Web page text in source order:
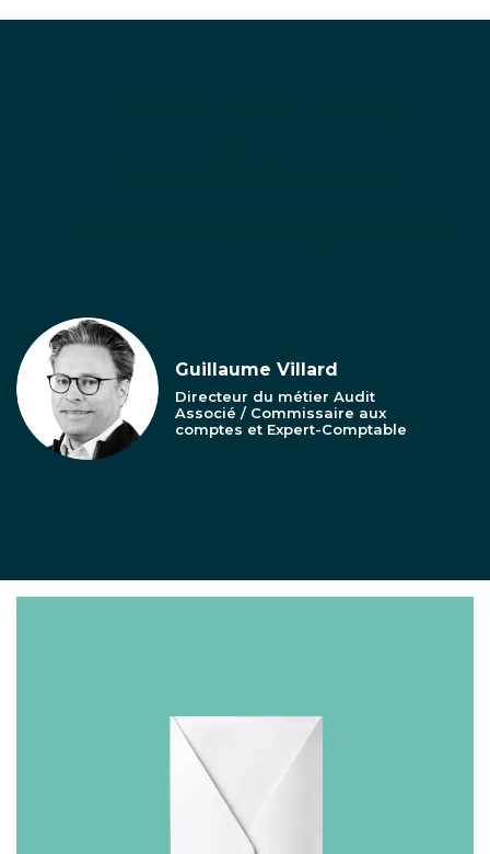
Guillaume Villard
Directeur du métier Audit
Associé / Commissaire aux
comptes et Expert-Comptable